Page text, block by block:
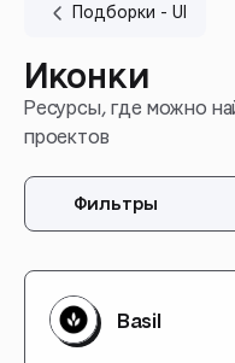
Подборки - UI
Иконки
Ресурсы, где можно
проектов
Фильтры
Basil